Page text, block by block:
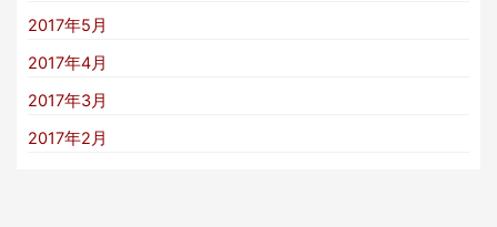
2017年5月
2017年4月
2017年3月
2017年2月